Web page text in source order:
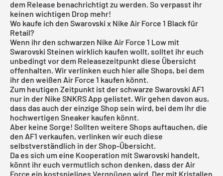
dem Release benachrichtigt zu werden. So verpasst ihr
keinen wichtigen Drop mehr!
Wo kaufe ich den Swarovski x Nike Air Force 1 Black für
Retail?
Wenn ihr den schwarzen Nike Air Force 1 Low mit
Swarovski Steinen wirklich kaufen wollt, solltet ihr euch
unbedingt vor dem Releasezeitpunkt diese Übersicht
offenhalten. Wir verlinken euch hier alle Shops, bei dem
ihr den weißen Air Force 1 kaufen könnt.
Zum heutigen Zeitpunkt ist der schwarze Swarovski AF1
nur in der Nike SNKRS App gelistet. Wir gehen davon aus,
dass das auch der einzige Shop sein wird, bei dem ihr die
hochwertigen Sneaker kaufen könnt.
Aber keine Sorge! Sollten weitere Shops auftauchen, die
den AF1 verkaufen, verlinken wir euch diese
selbstverständlich in der Shop-Übersicht.
Da es sich um eine Kooperation mit Swarovski handelt,
könnt ihr euch vermutlich schon denken, dass der Air
Force ein kostspieliges Vergnügen wird. Der mit Kristallen